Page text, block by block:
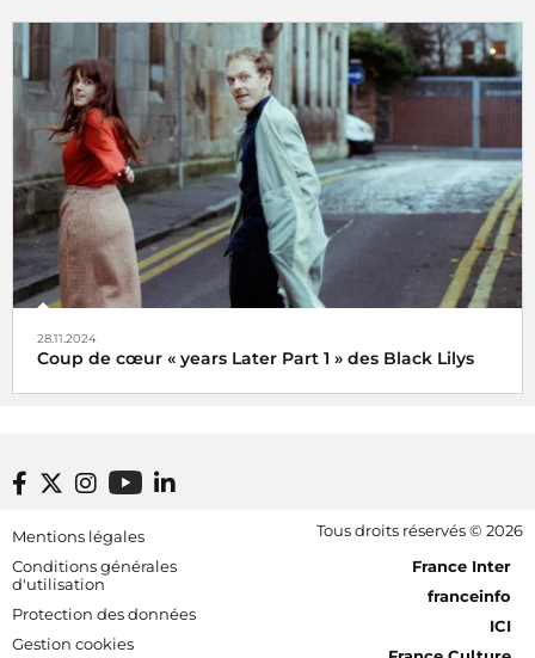
Veni, vidi, vici !
28.11.2024
Coup de cœur « years Later Part 1 » des Black Lilys
Black Lilys, une caresse magique et émotionnelle pop
folk
Radio France, le 2 décembre 2024
Footer bottom
Mentions légales
Conditions générales
d'utilisation
Protection des données
Gestion cookies
Tous droits réservés © 2026
[RDF] Pied de page - Mobile
France Inter
franceinfo
ICI